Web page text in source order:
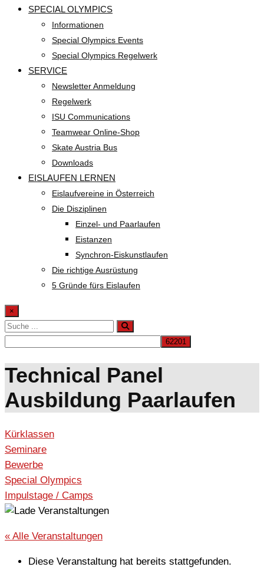
SPECIAL OLYMPICS
Informationen
Special Olympics Events
Special Olympics Regelwerk
SERVICE
Newsletter Anmeldung
Regelwerk
ISU Communications
Teamwear Online-Shop
Skate Austria Bus
Downloads
EISLAUFEN LERNEN
Eislaufvereine in Österreich
Die Disziplinen
Einzel- und Paarlaufen
Eistanzen
Synchron-Eiskunstlaufen
Die richtige Ausrüstung
5 Gründe fürs Eislaufen
×
Technical Panel
Ausbildung Paarlaufen
Kürklassen
Seminare
Bewerbe
Special Olympics
Impulstage / Camps
« Alle Veranstaltungen
Diese Veranstaltung hat bereits stattgefunden.